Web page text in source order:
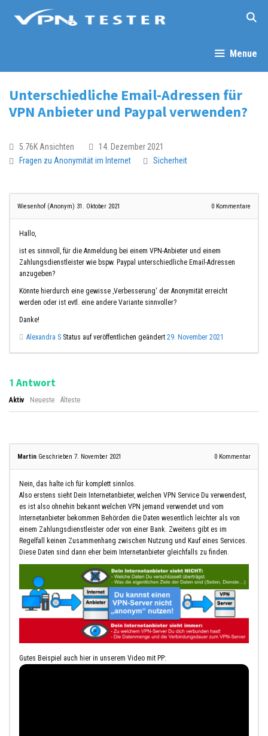
Menue
Unterschiedliche Email-Adressen für
VPN Anbieter und Paypal verwenden?
5.76K Ansichten
14. Dezember 2021
Fragen zu Anonymität im Internet
Sicherheit
Wiesenhof (Anonym) 31. Oktober 2021 0 Kommentare
Hallo,
ist es sinnvoll, für die Anmeldung bei einem VPN-Anbieter und einem
Zahlungsdienstleister wie bspw. Paypal unterschiedliche Email-Adressen
anzugeben?
Könnte hierdurch eine gewisse ‚Verbesserung‘ der Anonymität erreicht
werden oder ist evtl. eine andere Variante sinnvoller?
Danke!
Alexandra S Status auf veröffentlichen geändert 29. November 2021
1 Antwort
Aktiv Neueste Älteste
Martin Geschrieben 7. November 2021 0 Kommentar
Nein, das halte ich für komplett sinnlos.
Also erstens sieht Dein Internetanbieter, welchen VPN Service Du verwendest,
es ist also ohnehin bekannt welchen VPN jemand verwendet und vom
Internetanbieter bekommen Behörden die Daten wesentlich leichter als von
einem Zahlungsdienstleister oder von einer Bank. Zweitens gibt es im
Regelfall keinen Zusammenhang zwischen Nutzung und Kauf eines Services.
Diese Daten sind dann eher beim Internetanbieter gleichfalls zu finden.
Gutes Beispiel auch hier in unserem Video mit PP: